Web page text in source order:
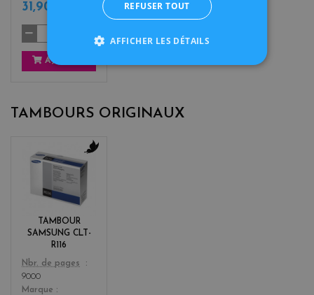
31,90 €
AJOUTER
TAMBOURS ORIGINAUX
TAMBOUR
SAMSUNG CLT-
R116
Color
b
c
Nbr. de pages
9000
Marque
REFUSER TOUT
AFFICHER LES DÉTAILS